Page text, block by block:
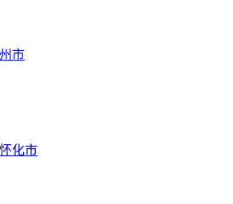
市
怀化市